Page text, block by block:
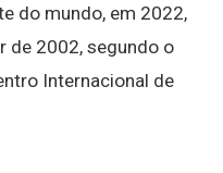
do mundo, em 2022,
de 2002, segundo o
Internacional de